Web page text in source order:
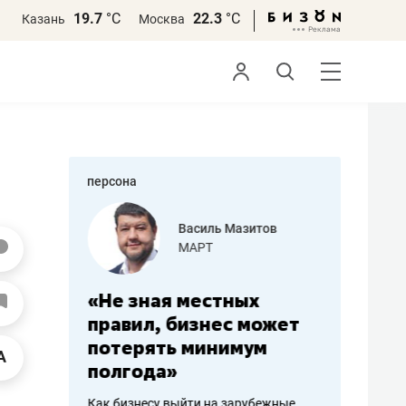
Казань 19.7 °С Москва 22.3 °С
персона
работа
Василь Мазитов
МАРТ
«Не зная местных
правил, бизнес может
потерять минимум
полгода»